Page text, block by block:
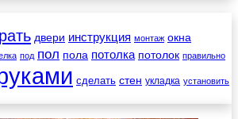
двери инструкция монтаж окна
под пол пола потолка потолок правильно
сделать стен укладка установить